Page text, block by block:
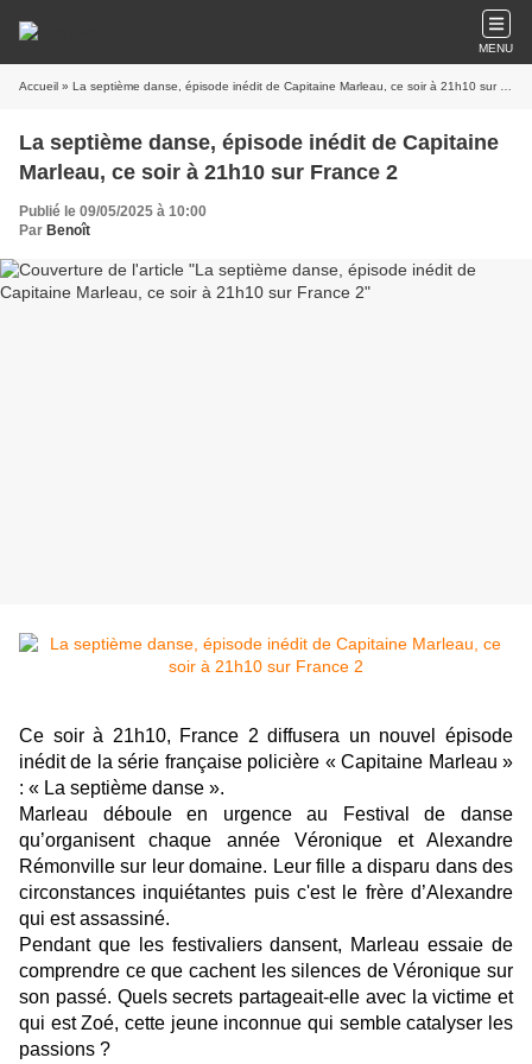
MENU
Accueil » La septième danse, épisode inédit de Capitaine Marleau, ce soir à 21h10 sur France 2
La septième danse, épisode inédit de Capitaine
Marleau, ce soir à 21h10 sur France 2
Publié le 09/05/2025 à 10:00
Par Benoît
Ce soir à 21h10, France 2 diffusera un nouvel épisode
inédit de la série française policière « Capitaine Marleau »
: « La septième danse ».
Marleau déboule en urgence au Festival de danse
qu’organisent chaque année Véronique et Alexandre
Rémonville sur leur domaine. Leur fille a disparu dans des
circonstances inquiétantes puis c'est le frère d’Alexandre
qui est assassiné.
Pendant que les festivaliers dansent, Marleau essaie de
comprendre ce que cachent les silences de Véronique sur
son passé. Quels secrets partageait-elle avec la victime et
qui est Zoé, cette jeune inconnue qui semble catalyser les
passions ?